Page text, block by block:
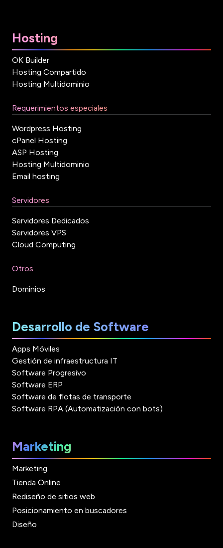
Hosting
OK Builder
Hosting Compartido
Hosting Multidominio
Requerimientos especiales
Wordpress Hosting
cPanel Hosting
ASP Hosting
Hosting Multidominio
Email hosting
Servidores
Servidores Dedicados
Servidores VPS
Cloud Computing
Otros
Dominios
Desarrollo de Software
Apps Móviles
Gestión de infraestructura IT
Software Progresivo
Software ERP
Software de flotas de transporte
Software RPA (Automatización con bots)
Marketing
Marketing
Tienda Online
Rediseño de sitios web
Posicionamiento en buscadores
Diseño